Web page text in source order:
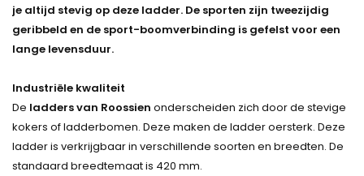
je altijd stevig op deze ladder. De sporten zijn tweezijdig
geribbeld en de sport-boomverbinding is gefelst voor een
lange levensduur.
Industriële kwaliteit
De ladders van Roossien onderscheiden zich door de stevige
kokers of ladderbomen. Deze maken de ladder oersterk. Deze
ladder is verkrijgbaar in verschillende soorten en breedten. De
standaard breedtemaat is 420 mm.